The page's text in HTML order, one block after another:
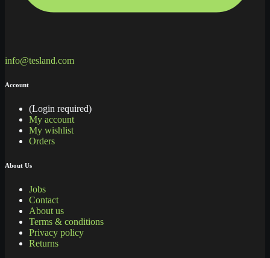
info@tesland.com
Account
(Login required)
My account
My wishlist
Orders
About Us
Jobs
Contact
About us
Terms & conditions
Privacy policy
Returns